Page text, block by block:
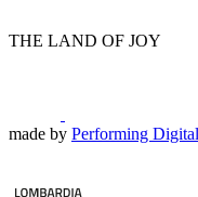
THE LAND OF JOY
made by Performing Digital